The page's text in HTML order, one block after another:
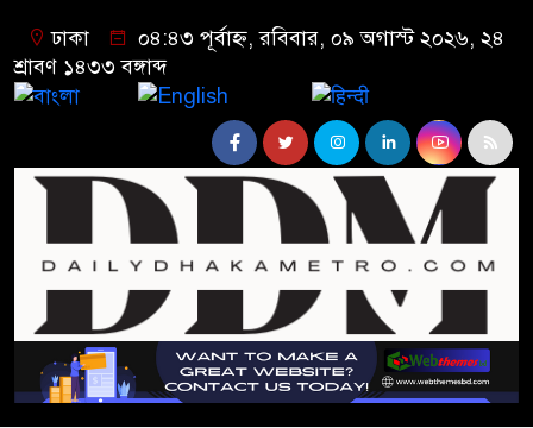
ঢাকা
০৪:৪৩ পূর্বাহ্ন, রবিবার, ০৯ অগাস্ট ২০২৬, ২৪
শ্রাবণ ১৪৩৩ বঙ্গাব্দ